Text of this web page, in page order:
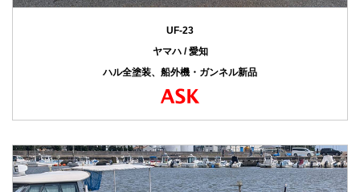
UF-23
ヤマハ / 愛知
ハル全塗装、船外機・ガンネル新品